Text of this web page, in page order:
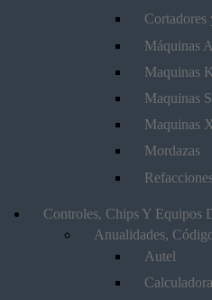
Cortadores
Máquinas
Maquinas
Maquinas
Maquinas
Mordazas
Controles, Chips Y Equipos
Anualidades,
Autel